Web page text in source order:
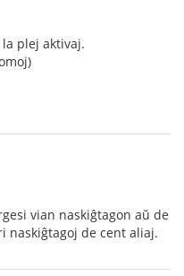
plej aktivaj.
vian naskiĝtagon aŭ de
naskiĝtagoj de cent aliaj.